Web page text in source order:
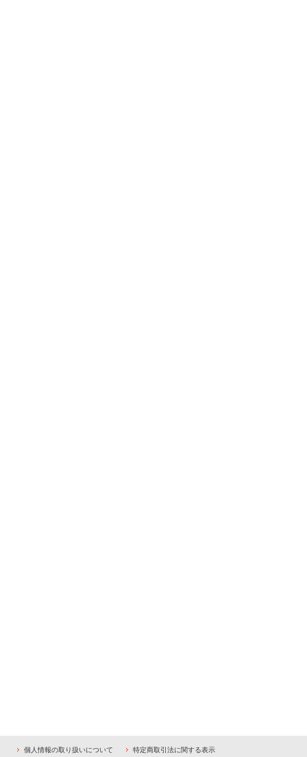
個人情報の取り扱いについて 特定商取引法に関する表示